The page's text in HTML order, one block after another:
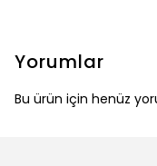
Yorumlar
Bu ürün için henüz